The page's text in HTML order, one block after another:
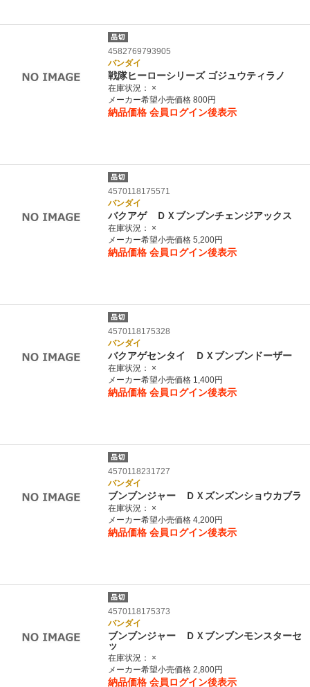
4582769793905
バンダイ
戦隊ヒーローシリーズ ゴジュウティラノ
在庫状況：
×
メーカー希望小売価格 800円
納品価格 会員ログイン後表示
4570118175571
バンダイ
バクアゲ ＤＸブンブンチェンジアックス
在庫状況：
×
メーカー希望小売価格 5,200円
納品価格 会員ログイン後表示
4570118175328
バンダイ
バクアゲセンタイ ＤＸブンブンドーザー
在庫状況：
×
メーカー希望小売価格 1,400円
納品価格 会員ログイン後表示
4570118231727
バンダイ
ブンブンジャー ＤＸズンズンショウカブラ
在庫状況：
×
メーカー希望小売価格 4,200円
納品価格 会員ログイン後表示
4570118175373
バンダイ
ブンブンジャー ＤＸブンブンモンスターセ
ッ
在庫状況：
×
メーカー希望小売価格 2,800円
納品価格 会員ログイン後表示